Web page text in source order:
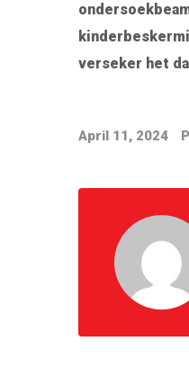
verseker het
April 11, 2024